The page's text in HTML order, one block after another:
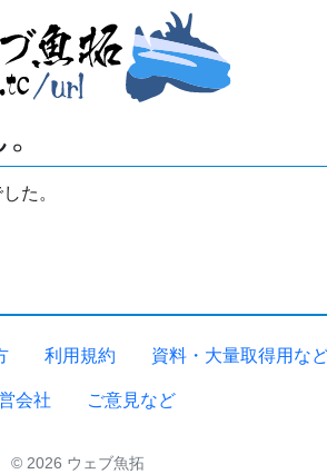
た。
利用規約 資料・大量取得用な
会社 ご意見など
© 2026 ウェブ魚拓